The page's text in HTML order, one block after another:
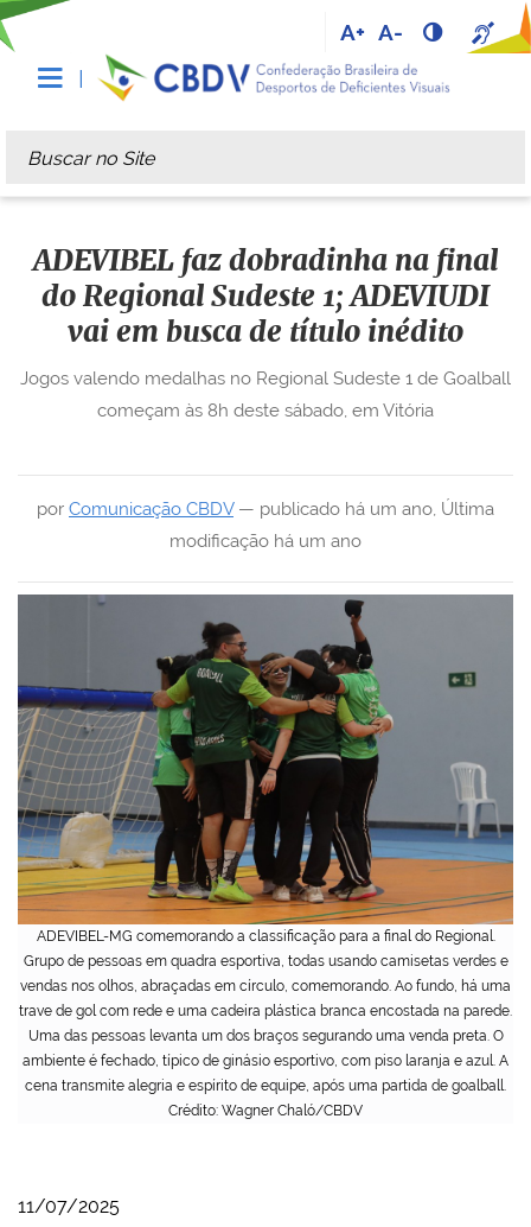
A+ A-
Busca
Busca Avançada…
ADEVIBEL-MG comemorando a classificação para a final do Regional.
Grupo de pessoas em quadra esportiva, todas usando camisetas verdes e
vendas nos olhos, abraçadas em círculo, comemorando. Ao fundo, há uma
trave de gol com rede e uma cadeira plástica branca encostada na parede.
Uma das pessoas levanta um dos braços segurando uma venda preta. O
ambiente é fechado, típico de ginásio esportivo, com piso laranja e azul. A
cena transmite alegria e espírito de equipe, após uma partida de goalball.
Crédito: Wagner Chaló/CBDV
ADEVIBEL faz dobradinha na final
do Regional Sudeste 1; ADEVIUDI
vai em busca de título inédito
por Comunicação CBDV— publicado há um ano, Última
modificação há um ano
Jogos valendo medalhas no Regional Sudeste 1 de Goalball
começam às 8h deste sábado, em Vitória
11/07/2025